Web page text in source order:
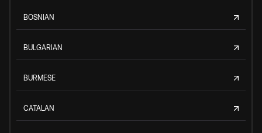
BOSNIAN
BULGARIAN
BURMESE
CATALAN